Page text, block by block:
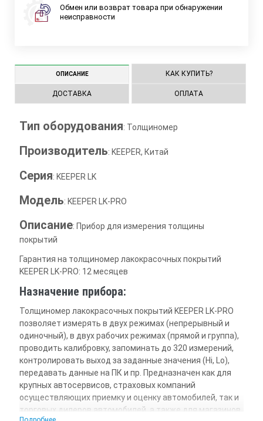
Обмен или возврат товара при обнаружении
неисправности
ОПИСАНИЕ КАК КУПИТЬ?
ДОСТАВКА ОПЛАТА
Тип оборудования: Толщиномер
Производитель: KEEPER, Китай
Серия: KEEPER LK
Модель: KEEPER LK-PRO
Описание: Прибор для измерения толщины
покрытий
Гарантия на толщиномер лакокрасочных покрытий
KEEPER LK-PRO: 12 месяцев
Назначение прибора:
Толщиномер лакокрасочных покрытий KEEPER LK-PRO
позволяет измерять в двух режимах (непрерывный и
одиночный), в двух рабочих режимах (прямой и группа),
проводить калибровку, запоминать до 320 измерений,
контролировать выход за заданные значения (Hi, Lo),
передавать данные на ПК и пр. Предназначен как для
крупных автосервисов, страховых компаний
осуществляющих приемку и оценку автомобилей, так и
торговых дилеров автомобилей, а также для магазинов